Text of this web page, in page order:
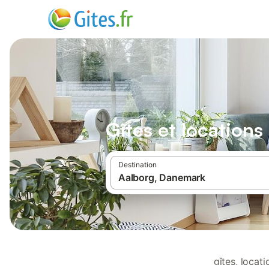
Gîtes et
Destination
gîtes,